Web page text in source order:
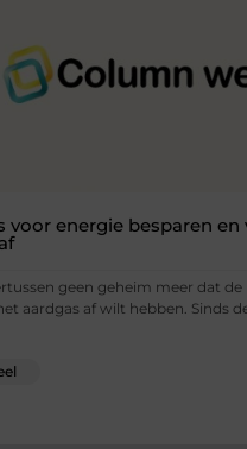
voor energie besparen en
geen geheim meer dat de
aardgas af wilt hebben. Sinds